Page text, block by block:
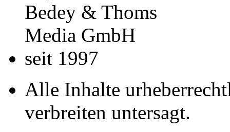
Bedey & Thoms
Media GmbH
seit 1997
Alle Inhalte
verbreiten untersagt.